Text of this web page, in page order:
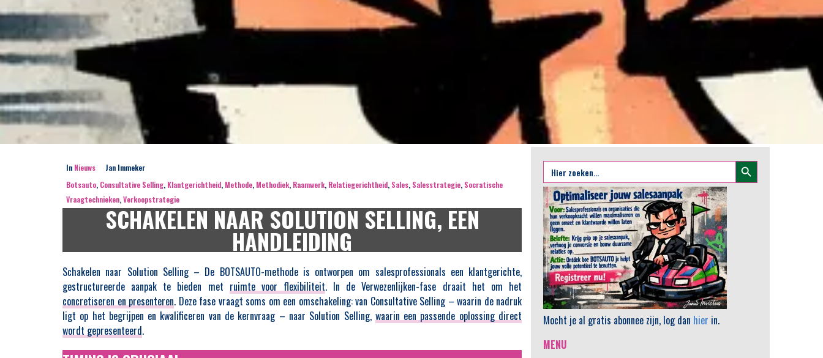
In Nieuws
Jan Immeker
Botsauto, Consultative Selling, Klantgerichtheid, Methode, Methodiek, Raamwerk, Relatiegerichtheid, Sales, Salesstrategie, Socratische
Vraagtechnieken,Verkoopstrategie
SCHAKELEN NAAR SOLUTION SELLING, EEN
HANDLEIDING
Schakelen naar Solution Selling – De BOTSAUTO-methode is ontworpen om salesprofessionals een klantgerichte,
gestructureerde aanpak te bieden met ruimte voor flexibiliteit. In de Verwezenlijken-fase draait het om het
concretiseren en presenteren. Deze fase vraagt soms om een omschakeling: van Consultative Selling – waarin de nadruk
ligt op het begrijpen en kwalificeren van de kernvraag – naar Solution Selling, waarin een passende oplossing direct
wordt gepresenteerd.
Zoek
naar:
Zoekknop
Mocht je al gratis abonnee zijn, log dan hier in.
MENU